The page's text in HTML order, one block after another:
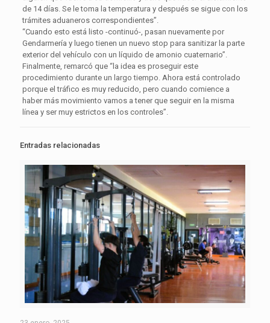
de 14 días. Se le toma la temperatura y después se sigue con los
trámites aduaneros correspondientes”.
“Cuando esto está listo -continuó-, pasan nuevamente por
Gendarmería y luego tienen un nuevo stop para sanitizar la parte
exterior del vehículo con un líquido de amonio cuaternario”.
Finalmente, remarcó que “la idea es proseguir este
procedimiento durante un largo tiempo. Ahora está controlado
porque el tráfico es muy reducido, pero cuando comience a
haber más movimiento vamos a tener que seguir en la misma
línea y ser muy estrictos en los controles”.
Entradas relacionadas